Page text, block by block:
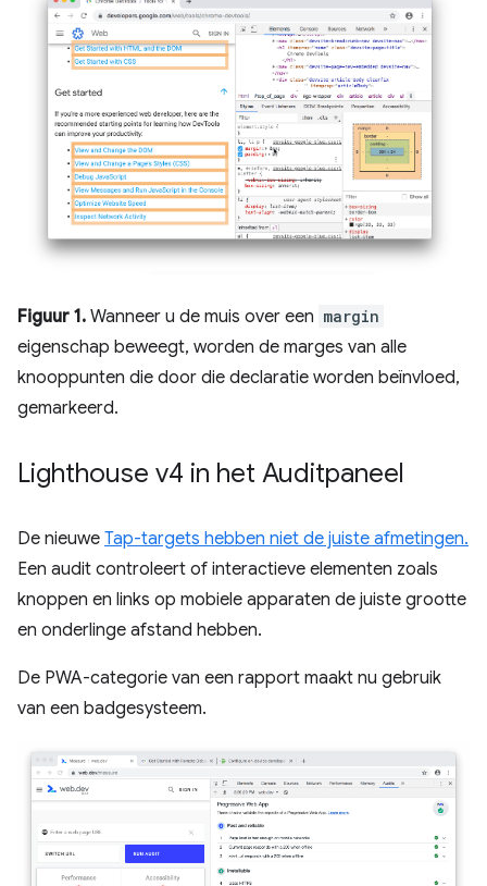
Figuur 1. Wanneer u de muis over een margin
eigenschap beweegt, worden de marges van alle
knooppunten die door die declaratie worden beïnvloed,
gemarkeerd.
Lighthouse v4 in het Auditpaneel
De nieuwe Tap-targets hebben niet de juiste afmetingen.
Een audit controleert of interactieve elementen zoals
knoppen en links op mobiele apparaten de juiste grootte
en onderlinge afstand hebben.
De PWA-categorie van een rapport maakt nu gebruik
van een badgesysteem.